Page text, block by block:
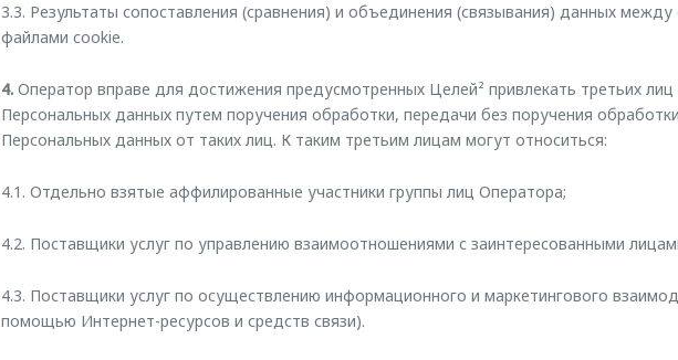
3.3. Результаты сопоставления (сравнения) и объединения (связывания) данных
файлами cookie.
4. Оператор вправе для достижения предусмотренных Целей² привлекать третьих лиц
Персональных данных путем поручения обработки, передачи без поручения
Персональных данных от таких лиц. К таким третьим лицам могут относиться:
4.1. Отдельно взятые аффилированные участники группы лиц Оператора;
4.2. Поставщики услуг по управлению взаимоотношениями с заинтересованными
4.3. Поставщики услуг по осуществлению информационного и маркетингового
помощью Интернет-ресурсов и средств связи).